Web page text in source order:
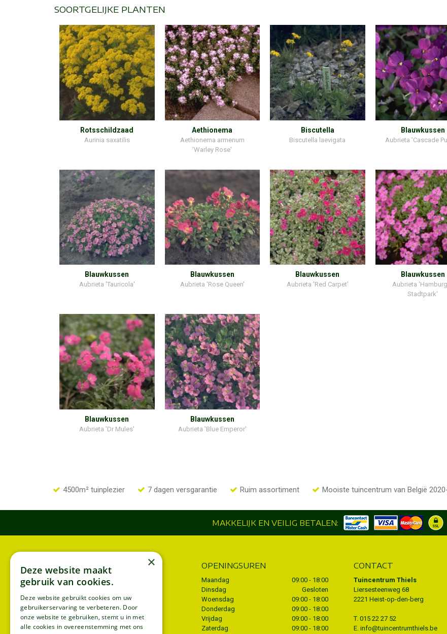
SOORTGELIJKE PLANTEN
Rotsschildzaad
Aurinia saxatilis
Aethionema
Aethionema armenum
'Warley Rose'
Biscutella
Biscutella laevigata
Blauwkussen
Aubrieta 'Cascade
Blauwkussen
Aubrieta 'Tauricola'
Blauwkussen
Aubrieta 'Rose Queen'
Blauwkussen
Aubrieta 'Red Carpet'
Blauwkussen
Aubrieta
Stadtpark'
Blauwkussen
Aubrieta 'Dr Mules'
Blauwkussen
Aubrieta 'Blue Emperor'
4500m² tuinplezier 7 dagen versgarantie Ruim assortiment Mooiste tuincentrum van België
MAKKELIJK EN VEILIG BETALEN:
INFORMATIE
Algemene voorwaarden
Privacy policy
Disclaimer
Bezorgen
OPENINGSUREN
Maandag
09:00 - 18:00
Dinsdag
Gesloten
Woensdag
09:00 - 18:00
Donderdag
09:00 - 18:00
Vrijdag
09:00 - 18:00
Zaterdag
09:00 - 18:00
CONTACT
Tuincentrum Thiels
Liersesteenweg 68
2221 Heist-op-den-berg
T. 015 22 27 52
E. info@tuincentrumthiels.be
×
Deze website maakt
gebruik van cookies.
Deze website gebruikt cookies om uw
gebruikerservaring te verbeteren. Door
onze website te gebruiken, stemt u in met
alle cookies in overeenstemming met ons